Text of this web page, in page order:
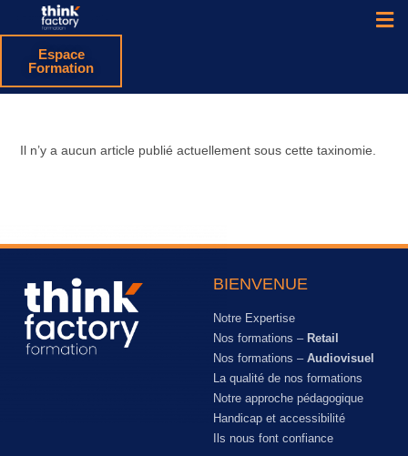
Espace
Formation
Il n’y a aucun article publié actuellement sous cette taxinomie.
BIENVENUE
Notre Expertise
Nos formations – Retail
Nos formations – Audiovisuel
La qualité de nos formations
Notre approche pédagogique
Handicap et accessibilité
Ils nous font confiance